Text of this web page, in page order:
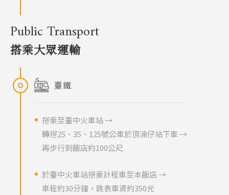
Public Transport
搭乘大眾運輸
臺鐵
搭乘至臺中火車站 →
轉搭25、35、125號公車於頂湳仔站下車 →
再步行到飯店約100公尺
於臺中火車站搭乘計程車至本飯店 →
車程約30分鐘，跳表車資約350元